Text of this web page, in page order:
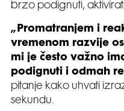
brzo podignuti, aktivirati
„Promatranjem i
vremenom razvije
mi je često važno
podignuti i odmah
pitanje kako uhvati
sekundu.